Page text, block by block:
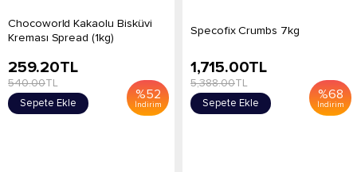
Chocoworld Kakaolu Bisküvi
Kreması Spread (1kg)
%52
İndirim
259.20TL
540.00TL
Sepete Ekle
Specofix Crumbs 7kg
%68
İndirim
1,715.00TL
5,388.00TL
Sepete Ekle